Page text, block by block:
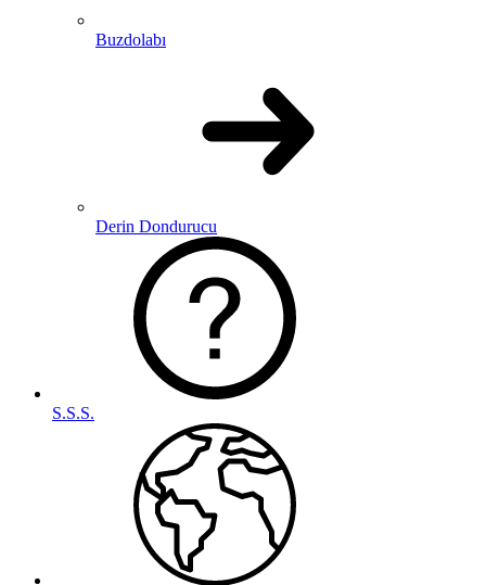
Buzdolabı
Derin Dondurucu
S.S.S.